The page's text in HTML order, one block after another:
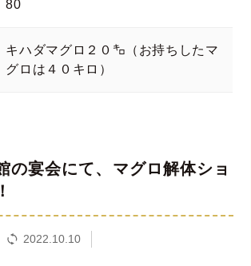
80
キハダマグロ２０㌔（お持ちしたマ
グロは４０キロ）
の宴会にて、マグロ解体ショ
2022.10.10